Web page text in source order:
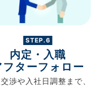
STEP.6
内定・入職
フターフォロー
渉や入社日調整まで、